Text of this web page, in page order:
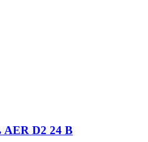
AER D2 24 В